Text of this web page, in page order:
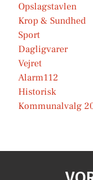
Opslagstavlen
Krop & Sundhed
Sport
Dagligvarer
Vejret
Alarm112
Historisk
Kommunalvalg